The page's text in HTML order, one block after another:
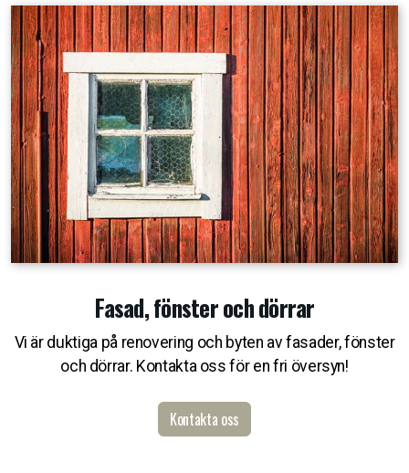
Fasad, fönster och dörrar
Vi är duktiga på renovering och byten av fasader, fönster
och dörrar. Kontakta oss för en fri översyn!
Kontakta oss